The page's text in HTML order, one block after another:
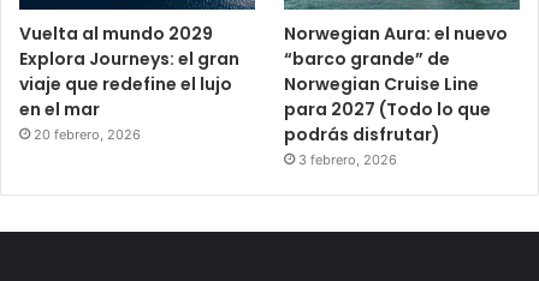
Vuelta al mundo 2029
Explora Journeys: el gran
viaje que redefine el lujo
en el mar
20 febrero, 2026
Norwegian Aura: el nuevo
“barco grande” de
Norwegian Cruise Line
para 2027 (Todo lo que
podrás disfrutar)
3 febrero, 2026